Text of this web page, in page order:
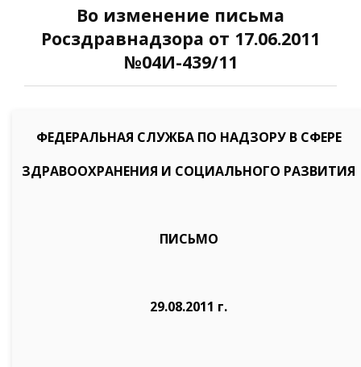
Во изменение письма
Росздравнадзора от 17.06.2011
№04И-439/11
ФЕДЕРАЛЬНАЯ СЛУЖБА ПО НАДЗОРУ В СФЕРЕ
ЗДРАВООХРАНЕНИЯ И СОЦИАЛЬНОГО РАЗВИТИЯ
ПИСЬМО
29.08.2011 г.